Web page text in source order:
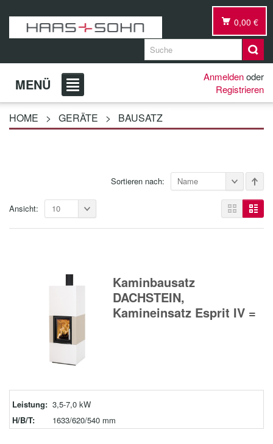
0,00 €
MENÜ Anmeldenoder
Registrieren
HOME > GERÄTE > BAUSATZ
Sortieren nach: Name
Ansicht: 10
Kaminbausatz
DACHSTEIN,
Kamineinsatz Esprit IV =
Leistung: 3,5-7,0 kW
H/B/T:
1633/620/540 mm